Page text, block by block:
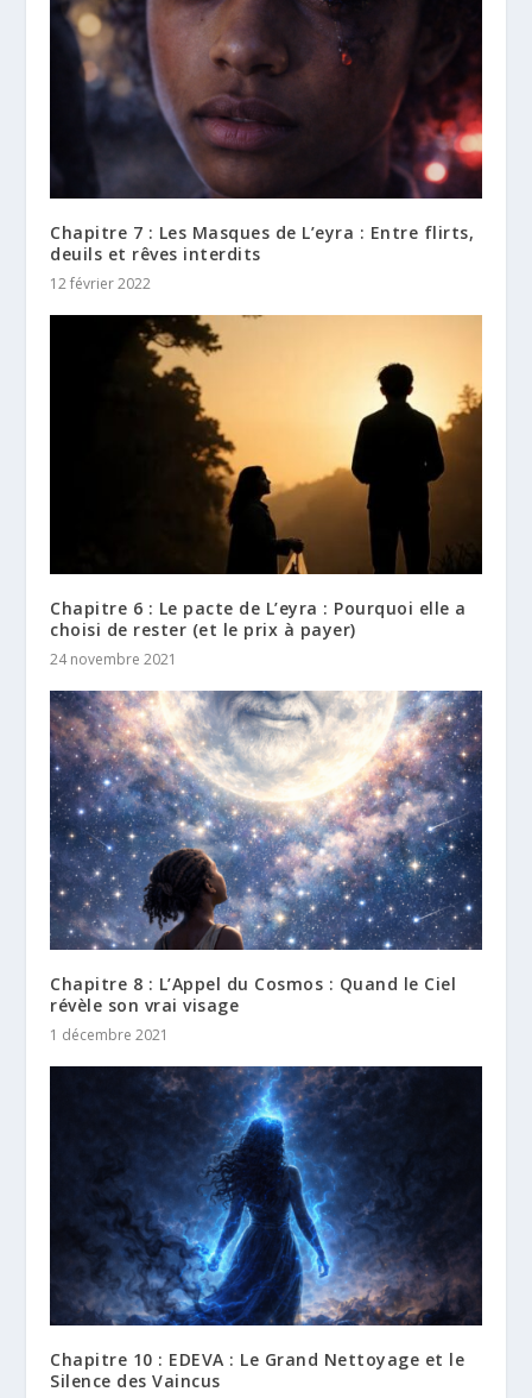
Chapitre 7 : Les Masques de L’eyra : Entre flirts,
deuils et rêves interdits
12 février 2022
Chapitre 6 : Le pacte de L’eyra : Pourquoi elle a
choisi de rester (et le prix à payer)
24 novembre 2021
Chapitre 8 : L’Appel du Cosmos : Quand le Ciel
révèle son vrai visage
1 décembre 2021
Chapitre 10 : EDEVA : Le Grand Nettoyage et le
Silence des Vaincus